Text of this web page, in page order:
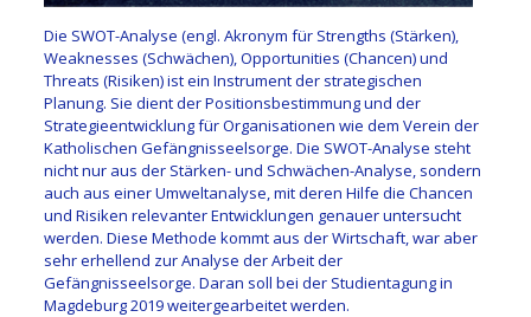
Die SWOT-Analyse (engl. Akronym für Strengths (Stärken),
Weaknesses (Schwächen), Opportunities (Chancen) und
Threats (Risiken) ist ein Instrument der strategischen
Planung. Sie dient der Positionsbestimmung und der
Strategieentwicklung für Organisationen wie dem Verein der
Katholischen Gefängnisseelsorge. Die SWOT-Analyse steht
nicht nur aus der Stärken- und Schwächen-Analyse, sondern
auch aus einer Umweltanalyse, mit deren Hilfe die Chancen
und Risiken relevanter Entwicklungen genauer untersucht
werden. Diese Methode kommt aus der Wirtschaft, war aber
sehr erhellend zur Analyse der Arbeit der
Gefängnisseelsorge. Daran soll bei der Studientagung in
Magdeburg 2019 weitergearbeitet werden.